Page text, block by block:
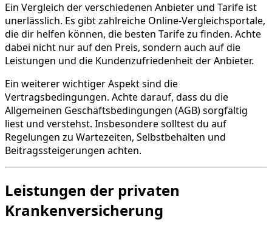
Ein Vergleich der verschiedenen Anbieter und Tarife ist
unerlässlich. Es gibt zahlreiche Online-Vergleichsportale,
die dir helfen können, die besten Tarife zu finden. Achte
dabei nicht nur auf den Preis, sondern auch auf die
Leistungen und die Kundenzufriedenheit der Anbieter.
Ein weiterer wichtiger Aspekt sind die
Vertragsbedingungen. Achte darauf, dass du die
Allgemeinen Geschäftsbedingungen (AGB) sorgfältig
liest und verstehst. Insbesondere solltest du auf
Regelungen zu Wartezeiten, Selbstbehalten und
Beitragssteigerungen achten.
Leistungen der privaten
Krankenversicherung